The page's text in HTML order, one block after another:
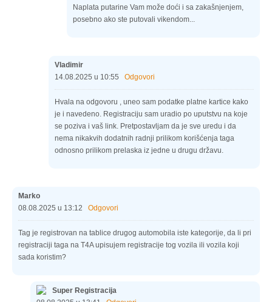
Naplata putarine Vam može doći i sa zakašnjenjem,
posebno ako ste putovali vikendom...
Vladimir
14.08.2025 u 10:55 Odgovori
Hvala na odgovoru , uneo sam podatke platne kartice kako
je i navedeno. Registraciju sam uradio po uputstvu na koje
se poziva i vaš link. Pretpostavljam da je sve uredu i da
nema nikakvih dodatnih radnji prilikom korišćenja taga
odnosno prilikom prelaska iz jedne u drugu državu.
Marko
08.08.2025 u 13:12 Odgovori
Tag je registrovan na tablice drugog automobila iste kategorije, da li pri
registraciji taga na T4A upisujem registracije tog vozila ili vozila koji
sada koristim?
Super Registracija